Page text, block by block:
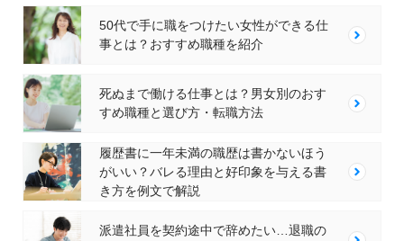
50代で手に職をつけたい女性ができる仕
事とは？おすすめ職種を紹介
死ぬまで働ける仕事とは？男女別のおす
すめ職種と選び方・転職方法
履歴書に一年未満の職歴は書かないほう
がいい？バレる理由と好印象を与える書
き方を例文で解説
派遣社員を契約途中で辞めたい…退職の